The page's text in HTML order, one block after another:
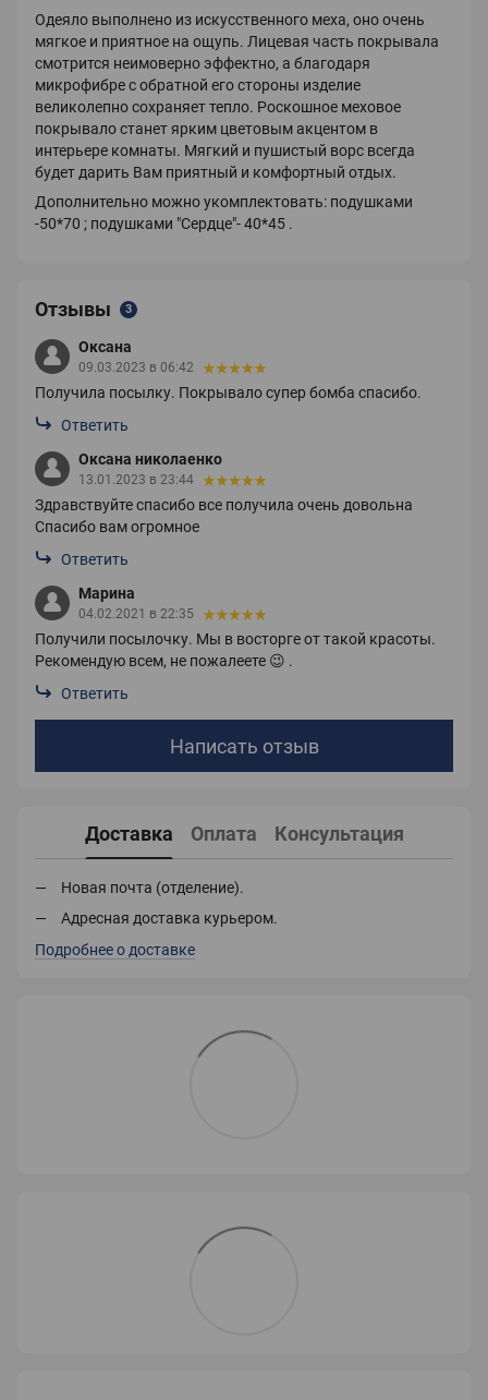
Одеяло выполнено из искусственного меха, оно очень
мягкое и приятное на ощупь. Лицевая часть покрывала
смотрится неимоверно эффектно, а благодаря
микрофибре с обратной его стороны изделие
великолепно сохраняет тепло. Роскошное меховое
покрывало станет ярким цветовым акцентом в
интерьере комнаты. Мягкий и пушистый ворс всегда
будет дарить Вам приятный и комфортный отдых.
Дополнительно можно укомплектовать: подушками
-50*70 ; подушками "Сердце"- 40*45 .
Отзывы 3
Оксана
09.03.2023 в 06:42
Получила посылку. Покрывало супер бомба спасибо.
Ответить
Оксана николаенко
13.01.2023 в 23:44
Здравствуйте спасибо все получила очень довольна
Спасибо вам огромное
Ответить
Марина
04.02.2021 в 22:35
Получили посылочку. Мы в восторге от такой красоты.
Рекомендую всем, не пожалеете 😉 .
Ответить
Написать отзыв
Доставка Оплата Консультация
Новая почта (отделение).
Адресная доставка курьером.
Подробнее о доставке